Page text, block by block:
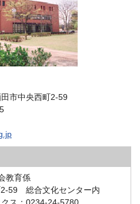
市中央西町2-59
教育係
59 総合文化センター内